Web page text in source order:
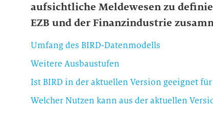
aufsichtliche Meldewesen zu
EZB und der Finanzindustrie
Umfang des BIRD-Datenmodells
Weitere Ausbaustufen
Ist BIRD in der aktuellen Version geeignet